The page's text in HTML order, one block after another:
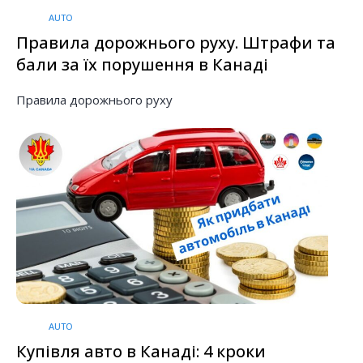
AUTO
Правила дорожнього руху. Штрафи та
бали за їх порушення в Канаді
Правила дорожнього руху
AUTO
Купівля авто в Канаді: 4 кроки